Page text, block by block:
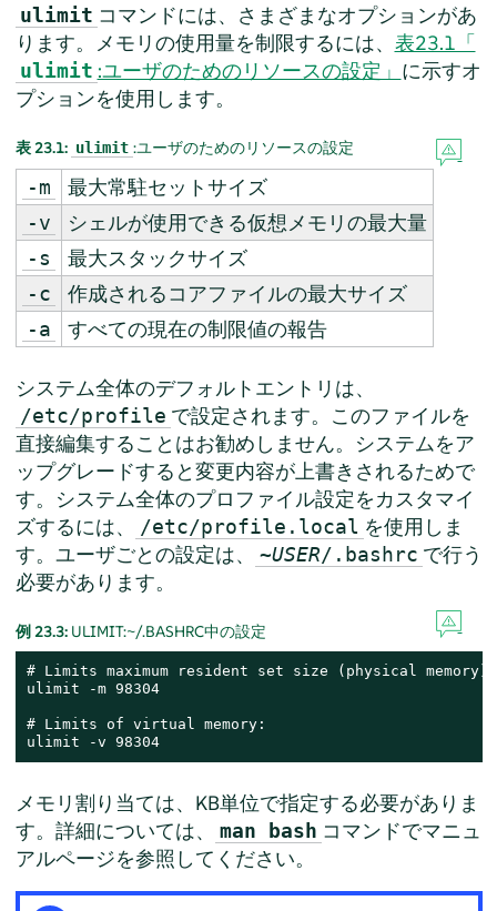
ulimit コマンドには、さまざまなオプションがあ
ります。メモリの使用量を制限するには、 表23.1「
ulimit :ユーザのためのリソースの設定」 に示すオ
プションを使用します。
表 23.1: ulimit :ユーザのためのリソースの設定
-m 最大常駐セットサイズ
-v シェルが使用できる仮想メモリの最大量
-s 最大スタックサイズ
-c 作成されるコアファイルの最大サイズ
-a すべての現在の制限値の報告
システム全体のデフォルトエントリは、
/etc/profile で設定されます。このファイルを
直接編集することはお勧めしません。システムをア
ップグレードすると変更内容が上書きされるためで
す。システム全体のプロファイル設定をカスタマイ
ズするには、
/etc/profile.local を使用しま
す。ユーザごとの設定は、
~USER/.bashrc で行う
必要があります。
例 23.3: ULIMIT:~/.BASHRC中の設定
# Limits maximum resident set size (physical memory):
ulimit -m 98304
# Limits of virtual memory:
ulimit -v 98304
メモリ割り当ては、KB単位で指定する必要がありま
す。詳細については、
man bash コマンドでマニュ
アルページを参照してください。